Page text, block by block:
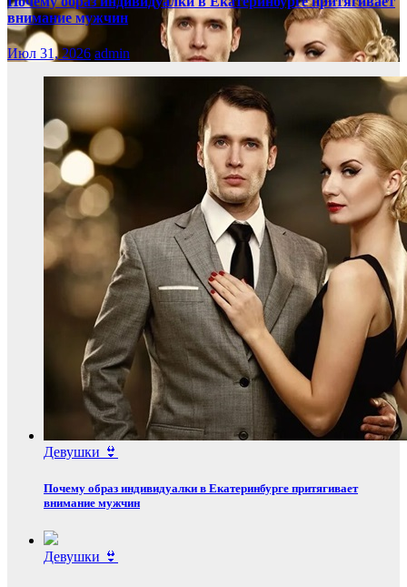
внимание мужчин
Июл 31, 2026 admin
Девушки 👙
Почему образ индивидуалки в Екатеринбурге притягивает
внимание мужчин
Девушки 👙